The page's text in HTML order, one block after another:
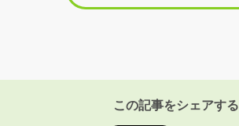
この記事をシェアする